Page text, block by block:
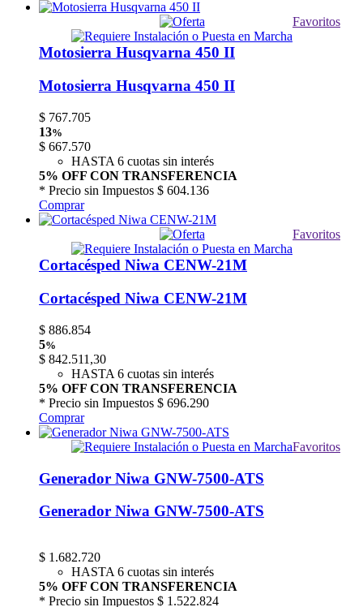
Favoritos
Motosierra Husqvarna 450 II
Motosierra Husqvarna 450 II
$ 767.705
13%
$ 667.570
HASTA 6 cuotas sin interés
5% OFF CON TRANSFERENCIA
* Precio sin Impuestos $ 604.136
Comprar
Favoritos
Cortacésped Niwa CENW-21M
Cortacésped Niwa CENW-21M
$ 886.854
5%
$ 842.511,30
HASTA 6 cuotas sin interés
5% OFF CON TRANSFERENCIA
* Precio sin Impuestos $ 696.290
Comprar
Favoritos
Generador Niwa GNW-7500-ATS
Generador Niwa GNW-7500-ATS
$ 1.682.720
HASTA 6 cuotas sin interés
5% OFF CON TRANSFERENCIA
* Precio sin Impuestos $ 1.522.824